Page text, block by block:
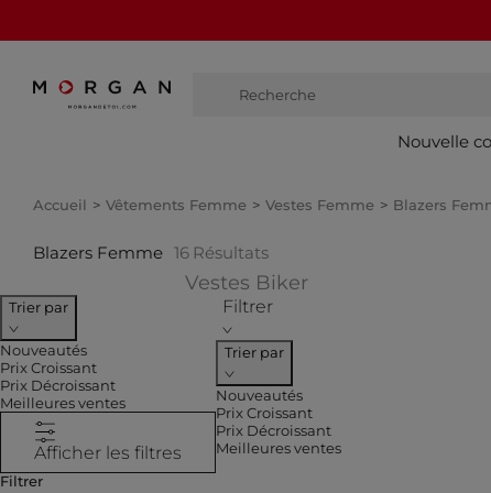
Recherche
Nouvelle
Accueil Vêtements Femme Vestes Femme Blazers
Blazers Femme 16 Résultats
Vestes Biker Affiner par
Trier par
Nouveautés
Prix Croissant
Prix Décroissant
Meilleures ventes
Afficher les filtres
Filtrer
Trier par
Nouveautés
Prix Croissant
Prix Décroissant
Meilleures ventes
Filtrer